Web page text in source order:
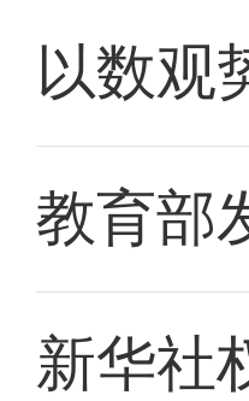
以数观
教育部
新华社